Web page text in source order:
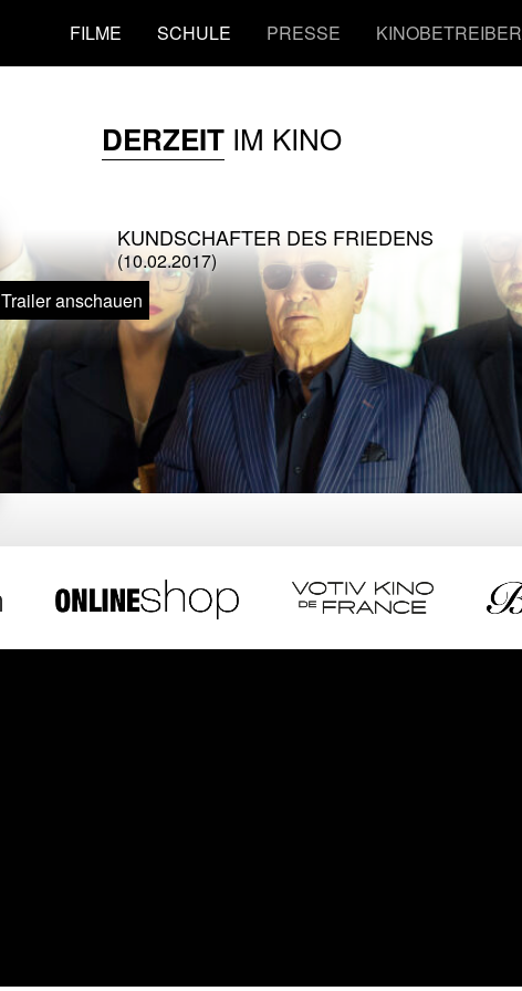
FILME SCHULE PRESSE KINOBETREIBER
DERZEITIM KINO
KUNDSCHAFTER DES FRIEDENS
(10.02.2017)
Trailer anschauen